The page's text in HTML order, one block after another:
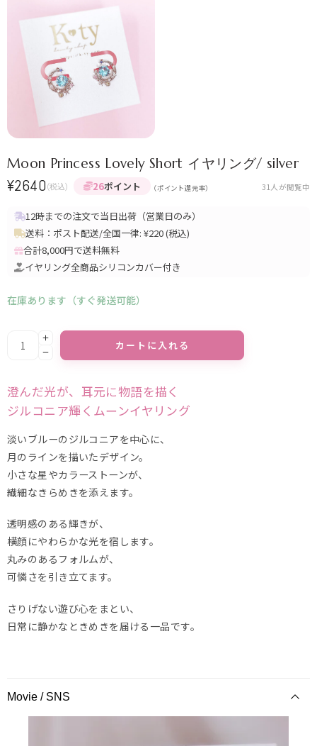
Moon Princess Lovely Short イヤリング/ silver
¥2640 (税込) 26ポイント （ポイント還元率） 31人が閲覧中
12時までの注文で当日出荷（営業日のみ）
送料：ポスト配送/全国一律: ¥220 (税込)
合計8,000円で送料無料
イヤリング全商品シリコンカバー付き
在庫あります（すぐ発送可能）
カートに入れる
澄んだ光が、耳元に物語を描く
ジルコニア輝くムーンイヤリング
淡いブルーのジルコニアを中心に、
月のラインを描いたデザイン。
小さな星やカラーストーンが、
繊細なきらめきを添えます。
透明感のある輝きが、
横顔にやわらかな光を宿します。
丸みのあるフォルムが、
可憐さを引き立てます。
さりげない遊び心をまとい、
日常に静かなときめきを届ける一品です。
Movie / SNS